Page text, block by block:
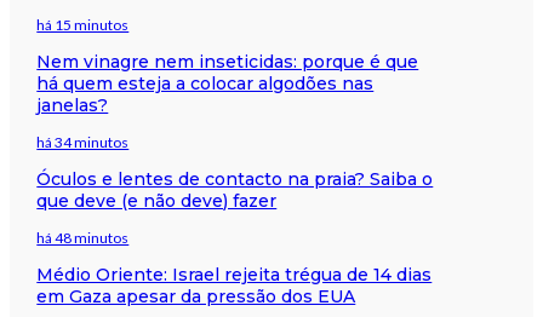
há 15 minutos
Nem vinagre nem inseticidas: porque é que
há quem esteja a colocar algodões nas
janelas?
há 34 minutos
Óculos e lentes de contacto na praia? Saiba o
que deve (e não deve) fazer
há 48 minutos
Médio Oriente: Israel rejeita trégua de 14 dias
em Gaza apesar da pressão dos EUA